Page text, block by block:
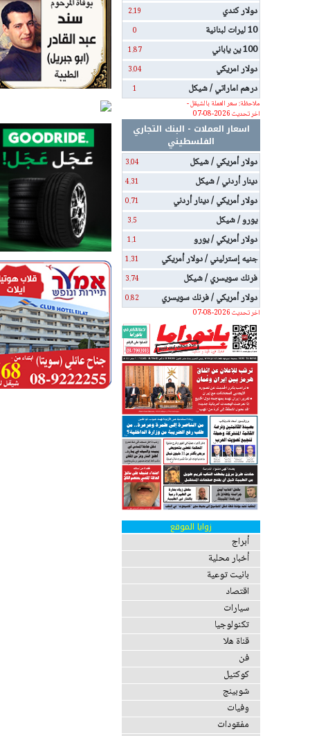
دولار كندي 2.19
10 ليرات لبنانية 0
100 ين ياباني 1.87
دولار امريكي 3.04
درهم اماراتي / شيكل
1
ملاحظة: سعر العملة بالشيقل -
اخر تحديث 2026-08-07
اسعار العملات - البنك التجاري
الفلسطيني
دولار أمريكي / شيكل
3.04
دينار أردني / شيكل 4.31
دولار أمريكي / دينار أردني 0.71
يورو / شيكل 3.5
دولار أمريكي / يورو 1.1
جنيه إسترليني / دولار أمريكي 1.31
فرنك سويسري / شيكل 3.74
دولار أمريكي / فرنك سويسري
0.82
اخر تحديث 2026-08-07
زوايا الموقع
أبراج
أخبار محلية
بانيت توعية
اقتصاد
سيارات
تكنولوجيا
قناة هلا
فن
كوكتيل
شوبينج
وفيات
مفقودات